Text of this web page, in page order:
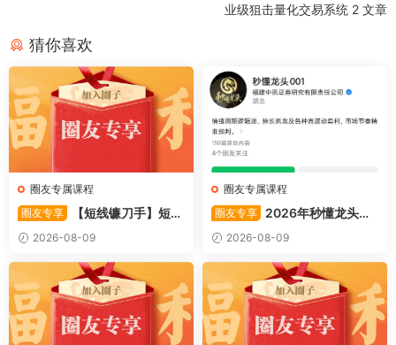
业级狙击量化交易系统 2 文章
猜你喜欢
圈友专属课程
圈友专享
【短线镰刀手】短线
镰刀手《强者恒强战法模型》
合集文章+指标
2026-08-09
圈友专属课程
圈友专享
2026年秒懂龙头股
001训练营内部课件资料
2026-08-09